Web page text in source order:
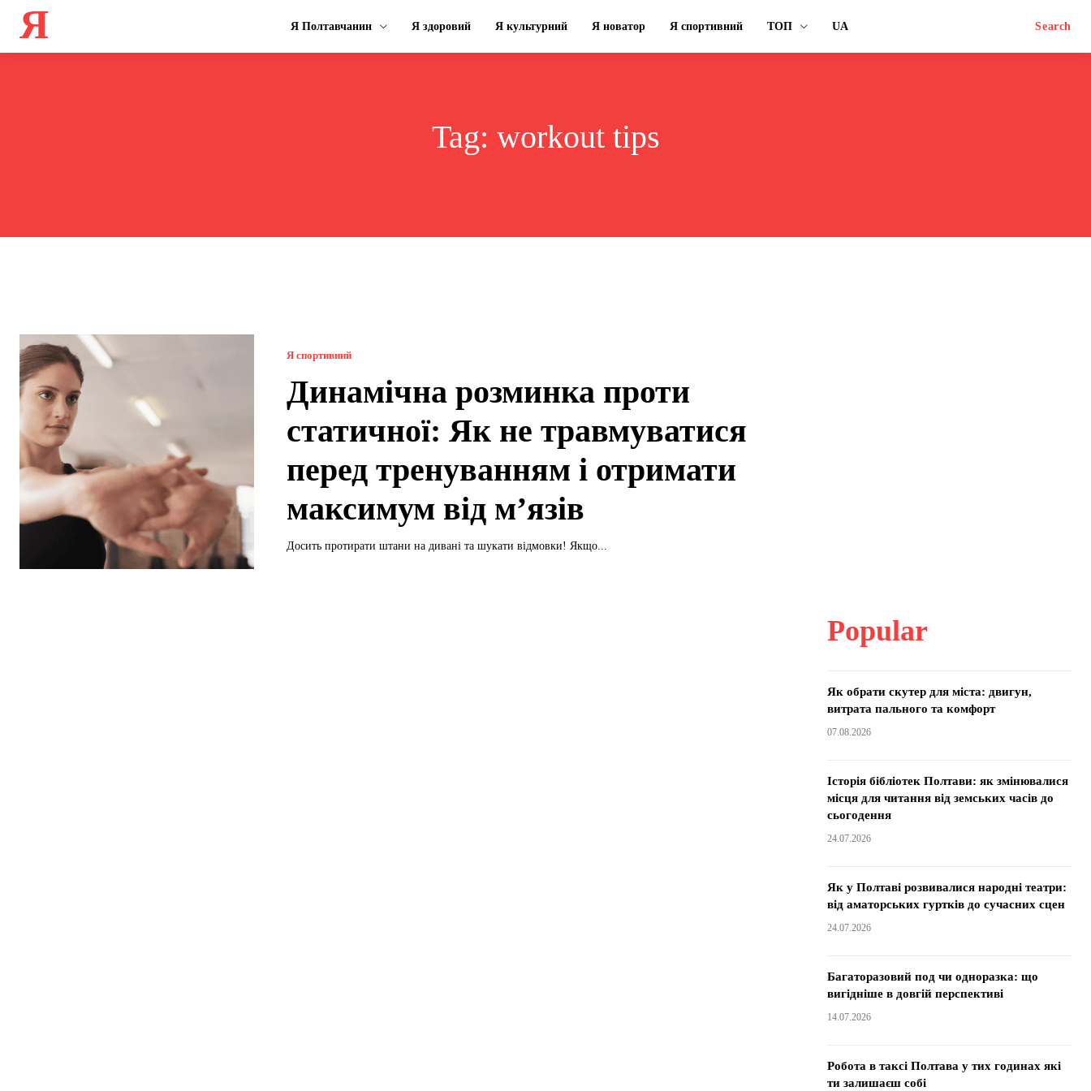
Я Я Полтавчанин Я здоровий Я культурний Я новатор Я спортивний ТОП UA Search
Tag: workout tips
Я спортивний
Динамічна розминка проти
статичної: Як не травмуватися
перед тренуванням і отримати
максимум від м’язів
Досить протирати штани на дивані та шукати відмовки! Якщо...
Popular
Як обрати скутер для міста: двигун,
витрата пального та комфорт
07.08.2026
Історія бібліотек Полтави: як змінювалися
місця для читання від земських часів до
сьогодення
24.07.2026
Як у Полтаві розвивалися народні театри:
від аматорських гуртків до сучасних сцен
24.07.2026
Багаторазовий под чи одноразка: що
вигідніше в довгій перспективі
14.07.2026
Робота в таксі Полтава у тих годинах які
ти залишаєш собі